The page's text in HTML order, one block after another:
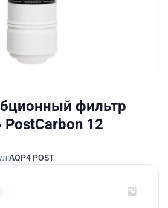
фильтр
12
AQP4 POST